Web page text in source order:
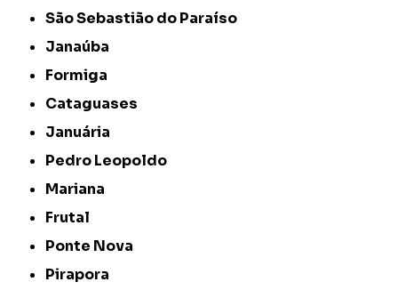
São Sebastião do Paraíso
Janaúba
Formiga
Cataguases
Januária
Pedro Leopoldo
Mariana
Frutal
Ponte Nova
Pirapora